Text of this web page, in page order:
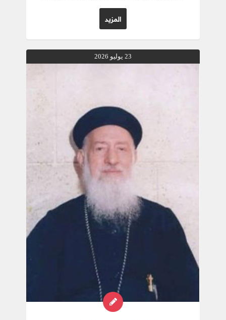
المؤمنين لأنه أية خلطة للبر والإثم وأية شركة للنور
مع الظلمة وأي إتفاق للمسيح مع بليعال وأى نصيب
نصفه إسرائيلي والنصف الآخر أممى لذلك لم
يكترث بما يفعله لما كبر هذا الإبن وتخاصم مع رجل
بابعاده سب الله واضع هذه الشريعة ولعن القضاة
الذين حكموا ضده هل يجتنون من الشوك عنباً أو من
الحسك تيناً ( مت ٧ : ١٦ ) هذا الشاب الأحمق الذى
ثار ضد إله السماء أني من مصر وكان ابن المصرى
الذى قتل إسرائيلى فى مصر واغتصب زوجته
فحبلت شلومية وولدت هذا الشاب وعاش بين شعب
الله ولم يستطع أن يحتمل شريعة الله ولا سار في
طريقه . المتنيح القس يوحنا حنين كاهن كنيسة
مارمينا فلمنج عن كتاب الشخصيات النسائية فى
الكتاب المقدس
المزيد
23 يوليو 2026